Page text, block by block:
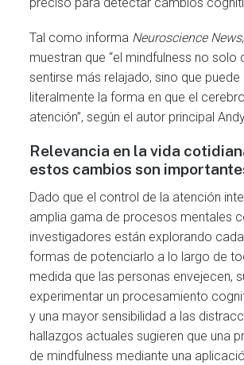
Tal como informa Neuroscience News
muestran que “el mindfulness no solo
sentirse más relajado, sino que
literalmente la forma en que el
atención”, según el autor principal
Relevancia en la vida
estos cambios son
Dado que el control de la atención
amplia gama de procesos mentales
investigadores están explorando
formas de potenciarlo a lo largo de
medida que las personas envejecen,
experimentar un procesamiento
y una mayor sensibilidad a las
hallazgos actuales sugieren que una
de mindfulness mediante una